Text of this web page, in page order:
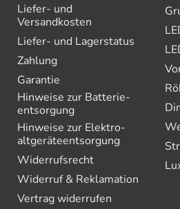
Liefer- und
Versandkosten
Liefer- und Lagerstatus
Zahlung
Garantie
Hinweise zur Batterie­
entsorgung
Hinweise zur Elektro­
altgeräte­entsorgung
Widerrufsrecht
Widerruf & Reklamation
Vertrag widerrufen